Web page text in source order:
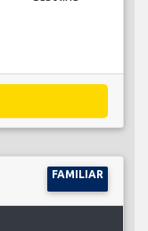
FAMILIAR